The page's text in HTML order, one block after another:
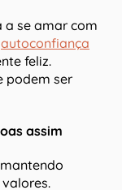
a se amar com
autoconfiança
feliz.
podem ser
assim